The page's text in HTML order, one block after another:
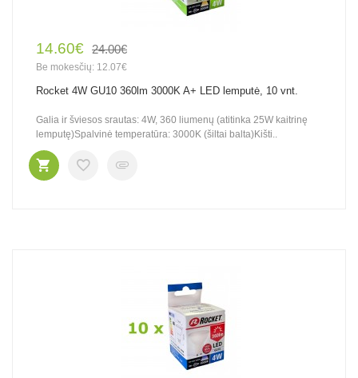
14.60€ 24.00€
Be mokesčių: 12.07€
Rocket 4W GU10 360lm 3000K A+ LED lemputė, 10 vnt.
Galia ir šviesos srautas: 4W, 360 liumenų (atitinka 25W kaitrinę
lemputę)Spalvinė temperatūra: 3000K (šiltai balta)Kišti..